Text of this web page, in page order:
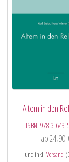
Altern in den
ISBN:978-3-643-
ab24,90
und inkl.Versand